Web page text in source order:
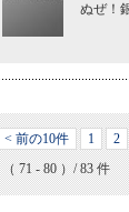
ぬぜ！
< 前の10件 1 2
（ 71 - 80 ）/ 83 件